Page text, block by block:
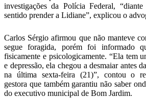
investigações da Polícia Federal,
sentido prender a Lidiane”, explicou o
Carlos Sérgio afirmou que não manteve
segue foragida, porém foi informado
fisicamente e psicologicamente. “Ela tem
e depressão, ela chegou a desmaiar antes
na última sexta-feira (21)”, contou o
gestora que também garantiu não saber
do executivo municipal de Bom Jardim.